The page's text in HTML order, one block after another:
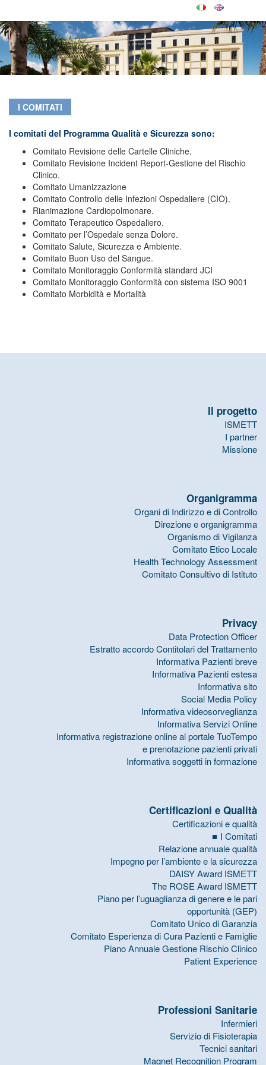
I COMITATI
I comitati del Programma Qualità e Sicurezza sono:
Comitato Revisione delle Cartelle Cliniche.
Comitato Revisione Incident Report-Gestione del Rischio
Clinico.
Comitato Umanizzazione
Comitato Controllo delle Infezioni Ospedaliere (CIO).
Rianimazione Cardiopolmonare.
Comitato Terapeutico Ospedaliero.
Comitato per l’Ospedale senza Dolore.
Comitato Salute, Sicurezza e Ambiente.
Comitato Buon Uso del Sangue.
Comitato Monitoraggio Conformità standard JCI
Comitato Monitoraggio Conformità con sistema ISO 9001
Comitato Morbidità e Mortalità
Il progetto
ISMETT
I partner
Missione
Organigramma
Organi di Indirizzo e di Controllo
Direzione e organigramma
Organismo di Vigilanza
Comitato Etico Locale
Health Technology Assessment
Comitato Consultivo di Istituto
Privacy
Data Protection Officer
Estratto accordo Contitolari del Trattamento
Informativa Pazienti breve
Informativa Pazienti estesa
Informativa sito
Social Media Policy
Informativa videosorveglianza
Informativa Servizi Online
Informativa registrazione online al portale TuoTempo
e prenotazione pazienti privati
Informativa soggetti in formazione
Certificazioni e Qualità
Certificazioni e qualità
I Comitati
Relazione annuale qualità
Impegno per l’ambiente e la sicurezza
DAISY Award ISMETT
The ROSE Award ISMETT
Piano per l’uguaglianza di genere e le pari
opportunità (GEP)
Comitato Unico di Garanzia
Comitato Esperienza di Cura Pazienti e Famiglie
Piano Annuale Gestione Rischio Clinico
Patient Experience
Professioni Sanitarie
Infermieri
Servizio di Fisioterapia
Tecnici sanitari
Magnet Recognition Program